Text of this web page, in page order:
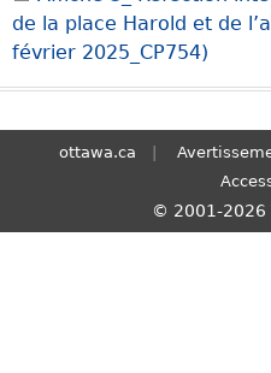
de la place Harold et de
février 2025_CP754)
ottawa.ca
© 2001-2026